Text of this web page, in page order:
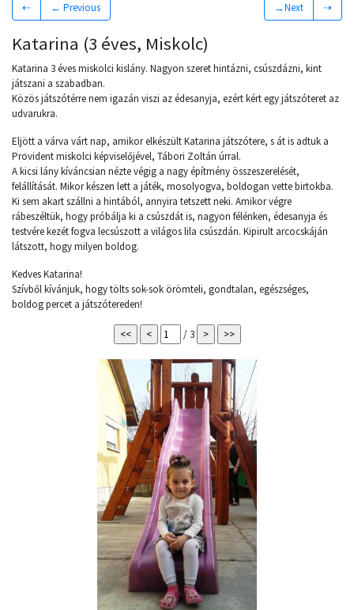
⇠ ← Previous →Next ⇢
Katarina (3 éves, Miskolc)
Katarina 3 éves miskolci kislány. Nagyon szeret hintázni, csúszdázni, kint
játszani a szabadban.
Közös játszótérre nem igazán viszi az édesanyja, ezért kért egy játszóteret az
udvarukra.
Eljött a várva várt nap, amikor elkészült Katarina játszótere, s át is adtuk a
Provident miskolci képviselőjével, Tábori Zoltán úrral.
A kicsi lány kíváncsian nézte végig a nagy építmény összeszerelését,
felállítását. Mikor készen lett a játék, mosolyogva, boldogan vette birtokba.
Ki sem akart szállni a hintából, annyira tetszett neki. Amikor végre
rábeszéltük, hogy próbálja ki a csúszdát is, nagyon félénken, édesanyja és
testvére kezét fogva lecsúszott a világos lila csúszdán. Kipirult arcocskáján
látszott, hogy milyen boldog.
Kedves Katarina!
Szívből kívánjuk, hogy tölts sok-sok örömteli, gondtalan, egészséges,
boldog percet a játszótereden!
/ 3